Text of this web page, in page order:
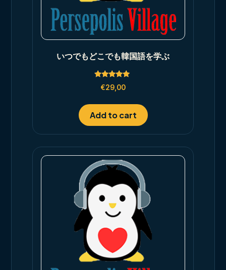
いつでもどこでも韓国語を学ぶ
Rated
5.00
€29,00
Add to cart